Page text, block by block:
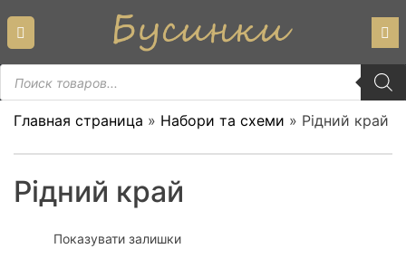
content
Пошук
товарів
Главная страница » Набори та схеми » Рідний край
Рідний край
Показувати залишки